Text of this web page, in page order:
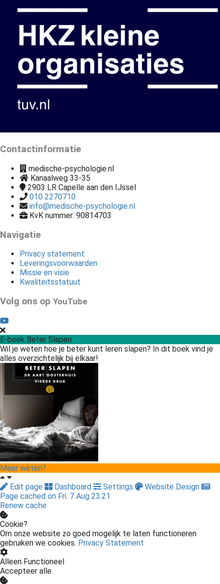
Contactinformatie
medische-psychologie.nl
Kanaalweg 33-35
2903 LR Capelle aan den IJssel
010 2270710
info@medische-psychologie.nl
KvK nummer: 90814703
Navigatie
Privacy statement
Leveringsvoorwaarden
Missie en visie
Kwaliteitsstatuut
Volg ons op YouTube
E-boek Beter Slapen
Wil je weten hoe je beter kunt leren slapen? In dit boek vind je
alles overzichtelijk bij elkaar!
Meer weten?
Edit page
Dashboard Settings
Website Design
Page cached on Fri. 7 Aug 23:21
Renew cache
Cookie?
Om onze website zo goed mogelijk te laten functioneren
gebruiken we cookies. Privacy Statement
Alleen Functioneel
Accepteer alle